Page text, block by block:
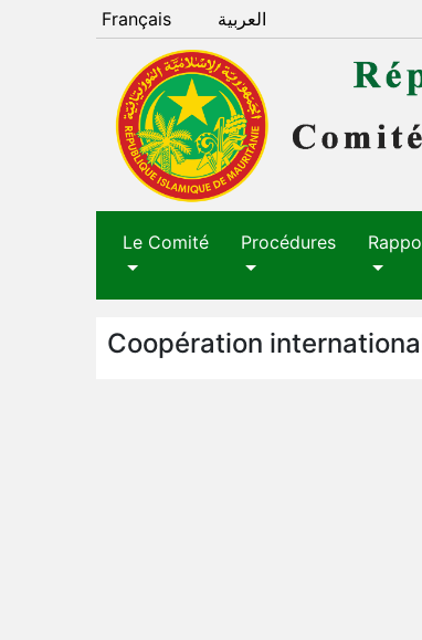
Français العربية
Le Comité Procédures
Coopération